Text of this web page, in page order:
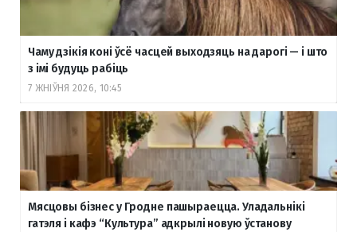
Чаму дзікія коні ўсё часцей выходзяць на дарогі — і што
з імі будуць рабіць
7 ЖНІЎНЯ 2026, 10:45
Мясцовы бізнес у Гродне пашыраецца. Уладальнікі
гатэля і кафэ “Культура” адкрылі новую ўстанову